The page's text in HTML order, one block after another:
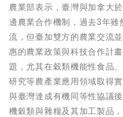
農業部表示，臺灣與加拿大
邊農業合作機制，過去3年
流，但臺加雙方的農業交流
惠的農業政策與科技合作計
題，尤其在穀類機能性食品
研究等農產業應用領域取得
與臺灣達成有機同等性協議
機穀類與雜糧及其加工製品